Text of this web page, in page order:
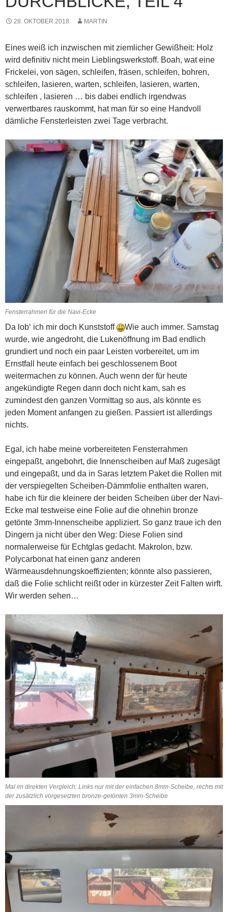
28. OKTOBER 2018 MARTIN
Eines weiß ich inzwischen mit ziemlicher Gewißheit: Holz
wird definitiv nicht mein Lieblingswerkstoff. Boah, wat eine
Frickelei, von sägen, schleifen, fräsen, schleifen, bohren,
schleifen, lasieren, warten, schleifen, lasieren, warten,
schleifen , lasieren … bis dabei endlich irgendwas
verwertbares rauskommt, hat man für so eine Handvoll
dämliche Fensterleisten zwei Tage verbracht.
Fensterrahmen für die Navi-Ecke
Da lob‘ ich mir doch Kunststoff
Wie auch immer. Samstag
wurde, wie angedroht, die Lukenöffnung im Bad endlich
grundiert und noch ein paar Leisten vorbereitet, um im
Ernstfall heute einfach bei geschlossenem Boot
weitermachen zu können. Auch wenn der für heute
angekündigte Regen dann doch nicht kam, sah es
zumindest den ganzen Vormittag so aus, als könnte es
jeden Moment anfangen zu gießen. Passiert ist allerdings
nichts.
Egal, ich habe meine vorbereiteten Fensterrahmen
eingepaßt, angebohrt, die Innenscheiben auf Maß zugesägt
und eingepaßt, und da in Saras letztem Paket die Rollen mit
der verspiegelten Scheiben-Dämmfolie enthalten waren,
habe ich für die kleinere der beiden Scheiben über der Navi-
Ecke mal testweise eine Folie auf die ohnehin bronze
getönte 3mm-Innenscheibe appliziert. So ganz traue ich den
Dingern ja nicht über den Weg: Diese Folien sind
normalerweise für Echtglas gedacht. Makrolon, bzw.
Polycarbonat hat einen ganz anderen
Wärmeausdehnungskoeffizienten; könnte also passieren,
daß die Folie schlicht reißt oder in kürzester Zeit Falten wirft.
Wir werden sehen…
Mal im direkten Vergleich: Links nur mit der einfachen 8mm-Scheibe, rechts mit
der zusätzlich vorgesetzten bronze-getönten 3mm-Scheibe